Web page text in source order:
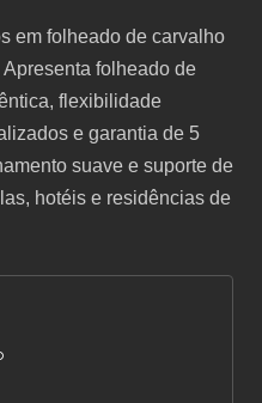
em folheado de carvalho
folheado de
flexibilidade
e garantia de 5
suave e suporte de
hotéis e residências de